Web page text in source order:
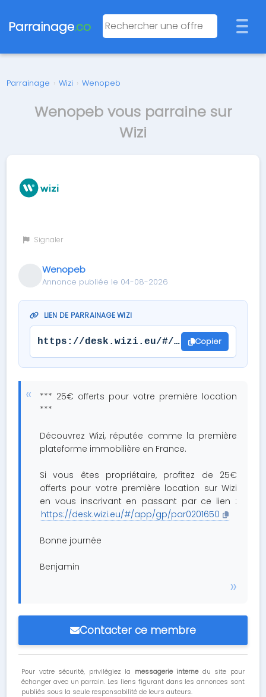
Parrainage.co
Parrainage › Wizi › Wenopeb
Wenopeb vous parraine sur
Wizi
Signaler
Wenopeb
Annonce publiée le 04-08-2026
LIEN DE PARRAINAGE WIZI
https://desk.wizi.eu/#/app/gp/Copier
*** 25€ offerts pour votre première location
***
Découvrez Wizi, réputée comme la première
plateforme immobilière en France.
Si vous êtes propriétaire, profitez de 25€
offerts pour votre première location sur Wizi
en vous inscrivant en passant par ce lien :
https://desk.wizi.eu/#/app/gp/par0201650
Bonne journée
Benjamin
Contacter ce membre
Pour votre sécurité, privilégiez la messagerie internedu site pour
échanger avec un parrain. Les liens figurant dans les annonces sont
publiés sous la seule responsabilité de leurs auteurs.